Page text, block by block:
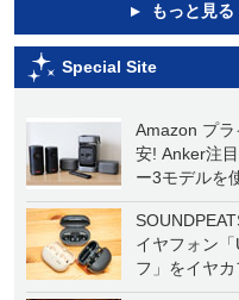
もっと見る
Special Site
Amazon プ
安! Anker注
ー3モデルを
イヤフォン
フ」をイヤ